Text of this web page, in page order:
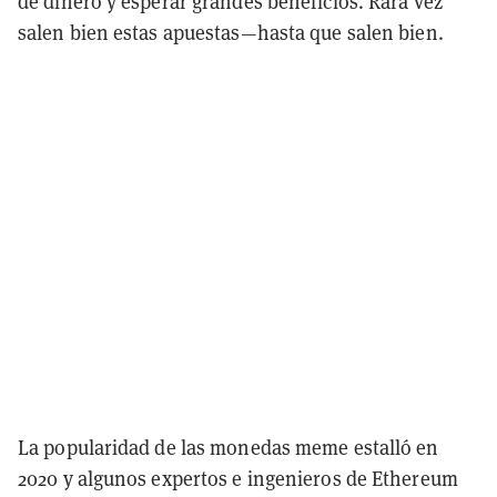
salen bien estas apuestas—hasta que salen bien.
La popularidad de las monedas meme estalló en
2020 y algunos expertos e ingenieros de Ethereum